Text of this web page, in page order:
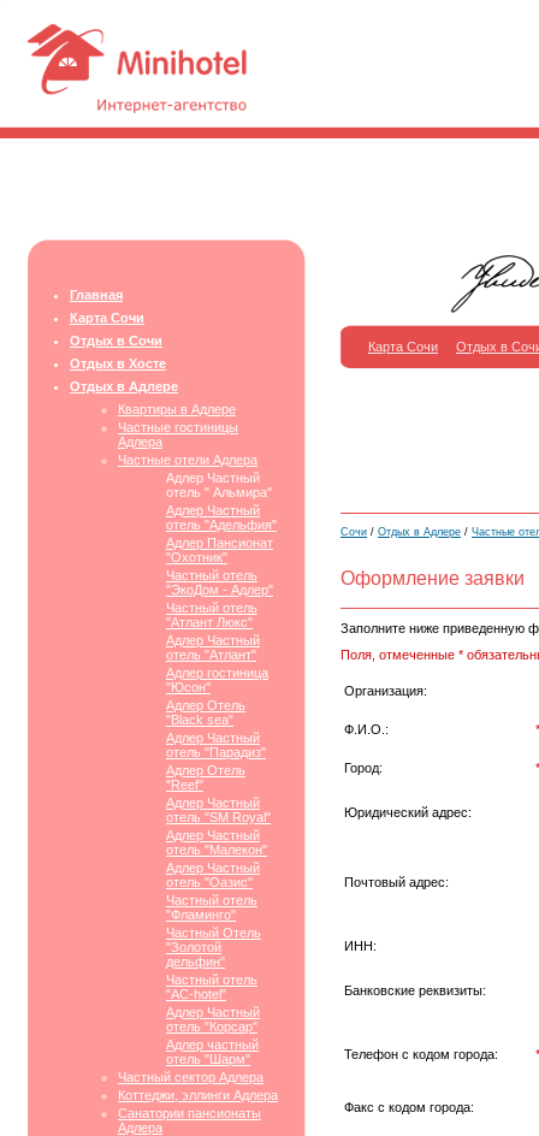
Главная
Карта Сочи
Отдых в Сочи
Отдых в Хосте
Отдых в Адлере
Квартиры в Адлере
Частные гостиницы
Адлера
Частные отели Адлера
Адлер Частный
отель " Альмира"
Адлер Частный
отель "Адельфия"
Адлер Пансионат
"Охотник"
Частный отель
"ЭкоДом - Адлер"
Частный отель
"Атлант Люкс"
Адлер Частный
отель "Атлант"
Адлер гостиница
"Юсон"
Адлер Отель
"Black sea"
Адлер Частный
отель "Парадиз"
Адлер Отель
"Reef"
Адлер Частный
отель "SM Royal"
Адлер Частный
отель "Малекон"
Адлер Частный
отель "Оазис"
Частный отель
"Фламинго"
Частный Отель
"Золотой
дельфин"
Частный отель
"АС-hotel"
Адлер Частный
отель "Корсар"
Адлер частный
отель "Шарм"
Частный сектор Адлера
Коттеджи, эллинги Адлера
Санатории пансионаты
Адлера
Карта Сочи Отдых в
Сочи / Отдых в Адлере / Частные
Оформление заявки
Заполните ниже приведенную
Поля, отмеченные *
Организация:
Ф.И.О.: *
Город: *
Юридический адрес:
Почтовый адрес:
ИНН:
Банковские реквизиты:
Телефон с кодом города: *
Факс с кодом города: